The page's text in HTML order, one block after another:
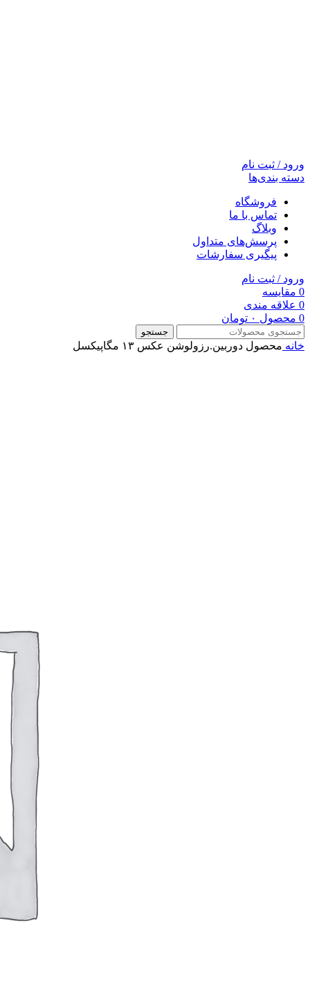
ورود / ثبت نام
دسته بندی‌ها
فروشگاه
تماس با ما
وبلاگ
پرسش‌های متداول
پیگیری سفارشات
ورود / ثبت نام
0 مقایسه
0 علاقه مندی
0 محصول ۰ تومان
جستجو
خانه محصول دوربين.رزولوشن عکس ۱۳ مگاپیکسل